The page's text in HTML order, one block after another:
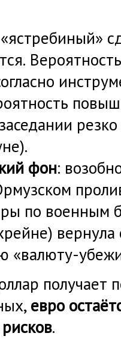
«ястребиный»
фон:
по военным
вернула
«валюту-
получает
евро
.